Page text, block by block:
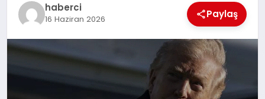
haberci
16 Haziran 2026 Paylaş